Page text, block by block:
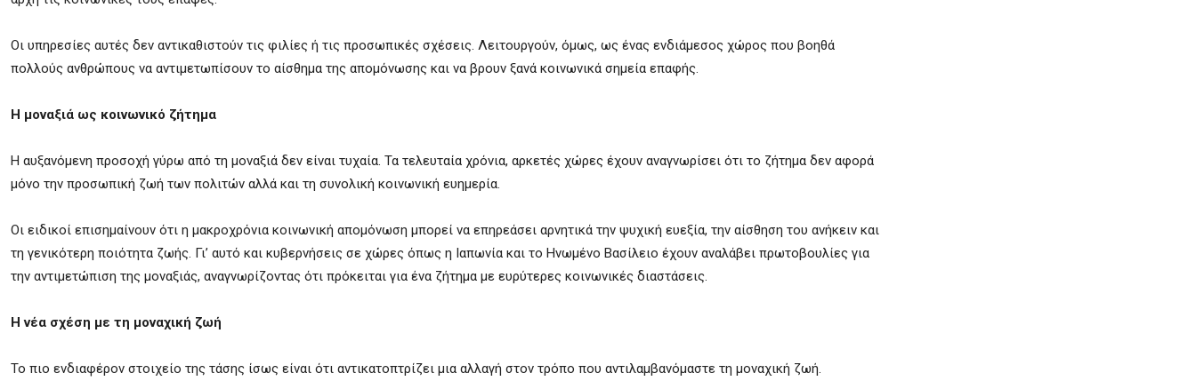
Οι υπηρεσίες αυτές δεν αντικαθιστούν τις φιλίες ή τις προσωπικές σχέσεις. Λειτουργούν, όμως, ως ένας ενδιάμεσος χώρος που βοηθά
πολλούς ανθρώπους να αντιμετωπίσουν το αίσθημα της απομόνωσης και να βρουν ξανά κοινωνικά σημεία επαφής.
Η μοναξιά ως κοινωνικό ζήτημα
Η αυξανόμενη προσοχή γύρω από τη μοναξιά δεν είναι τυχαία. Τα τελευταία χρόνια, αρκετές χώρες έχουν αναγνωρίσει ότι το ζήτημα δεν αφορά
μόνο την προσωπική ζωή των πολιτών αλλά και τη συνολική κοινωνική ευημερία.
Οι ειδικοί επισημαίνουν ότι η μακροχρόνια κοινωνική απομόνωση μπορεί να επηρεάσει αρνητικά την ψυχική ευεξία, την αίσθηση του ανήκειν και
τη γενικότερη ποιότητα ζωής. Γι’ αυτό και κυβερνήσεις σε χώρες όπως η Ιαπωνία και το Ηνωμένο Βασίλειο έχουν αναλάβει πρωτοβουλίες για
την αντιμετώπιση της μοναξιάς, αναγνωρίζοντας ότι πρόκειται για ένα ζήτημα με ευρύτερες κοινωνικές διαστάσεις.
Η νέα σχέση με τη μοναχική ζωή
Το πιο ενδιαφέρον στοιχείο της τάσης ίσως είναι ότι αντικατοπτρίζει μια αλλαγή στον τρόπο που αντιλαμβανόμαστε τη μοναχική ζωή.